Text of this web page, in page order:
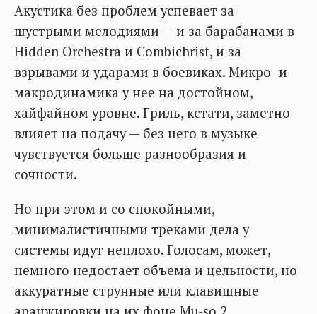
Акустика без проблем успевает за
шустрыми мелодиями — и за барабанами в
Hidden Orchestra и Combichrist, и за
взрывами и ударами в боевиках. Микро- и
макродинамика у нее на достойном,
хайфайном уровне. Гриль, кстати, заметно
влияет на подачу — без него в музыке
чувствуется больше разнообразия и
сочности.
Но при этом и со спокойными,
минималистичными треками дела у
системы идут неплохо. Голосам, может,
немного недостает объема и цельности, но
аккуратные струнные или клавишные